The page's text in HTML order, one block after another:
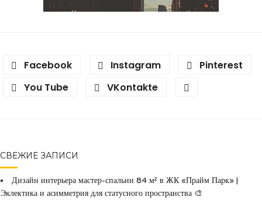
Facebook Instagram
Pinterest
You Tube
VKontakte
СВЕЖИЕ ЗАПИСИ
Дизайн интерьера мастер-спальни 84 м² в ЖК «Прайм Парк» |
Эклектика и асимметрия для статусного пространства 🎨